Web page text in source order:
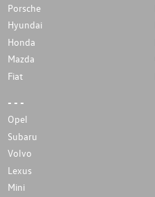
Porsche
Hyundai
Honda
Mazda
Fiat
- - -
Opel
Subaru
Volvo
Lexus
Mini